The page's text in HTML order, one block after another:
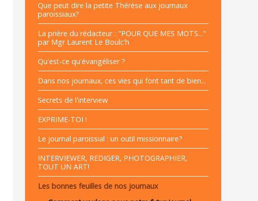
Que peut dire la petite Thérèse aux journaux
paroissiaux?
La prière du rédacteur : "POUR QUE MES MOTS..."
par Mgr Laurent Le Boulc'h
Qu'est-ce qu'évangéliser ?
Dans nos journaux, ces vies qui font tant de bien...
Secrets de l'interview
EXPRIME-TOI !
Le journal paroissial : un outil missionnaire?
INTERVIEWER, REDIGER, PHOTOGRAPHIER,
TOUT UN ART!
Les bonnes feuilles de nos journaux